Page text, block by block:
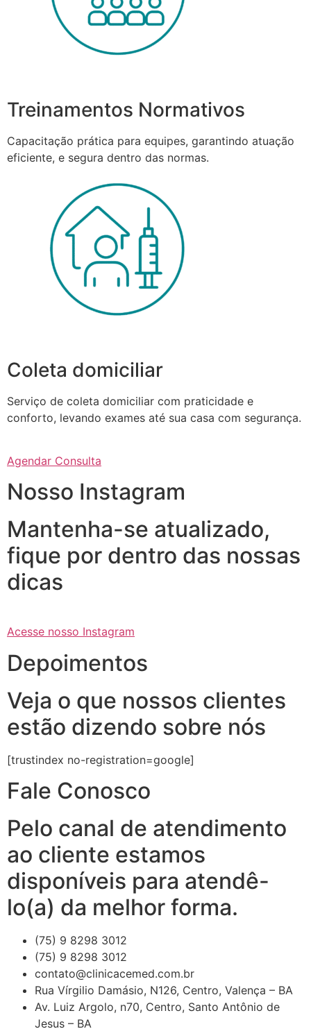
Treinamentos Normativos
Capacitação prática para equipes, garantindo atuação
eficiente, e segura dentro das normas.
Coleta domiciliar
Serviço de coleta domiciliar com praticidade e
conforto, levando exames até sua casa com segurança.
Agendar Consulta
Nosso Instagram
Mantenha-se atualizado,
fique por dentro das nossas
dicas
Acesse nosso Instagram
Depoimentos
Veja o que nossos clientes
estão dizendo sobre nós
[trustindex no-registration=google]
Fale Conosco
Pelo canal de atendimento
ao cliente estamos
disponíveis para atendê-
lo(a) da melhor forma.
(75) 9 8298 3012
(75) 9 8298 3012
contato@clinicacemed.com.br
Rua Vírgilio Damásio, N126, Centro, Valença – BA
Av. Luiz Argolo, n70, Centro, Santo Antônio de
Jesus – BA